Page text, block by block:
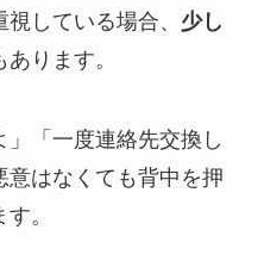
している場合、 少し
ります。
」「一度連絡先交換し
意はなくても背中を押
。